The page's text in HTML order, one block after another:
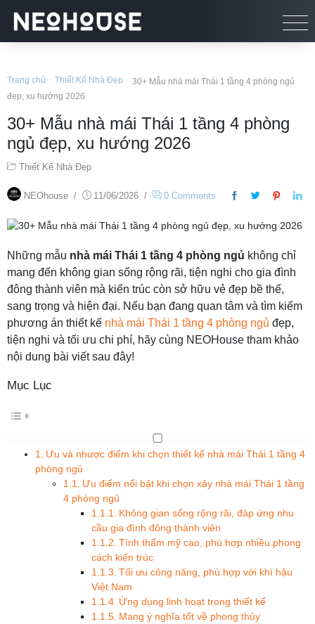
Trang chủ Thiết Kế Nhà Đẹp
30+ Mẫu nhà mái Thái 1 tầng 4 phòng ngủ
đẹp, xu hướng 2026
30+ Mẫu nhà mái Thái 1 tầng 4 phòng
ngủ đẹp, xu hướng 2026
Thiết Kế Nhà Đẹp
NEOhouse / 11/06/2026 / 0 Comments
Những mẫu nhà mái Thái 1 tầng 4 phòng ngủ không chỉ
mang đến không gian sống rộng rãi, tiện nghi cho gia đình
đông thành viên mà kiến trúc còn sở hữu vẻ đẹp bề thế,
sang trọng và hiện đại. Nếu bạn đang quan tâm và tìm kiếm
phương án thiết kế nhà mái Thái 1 tầng 4 phòng ngủ đẹp,
tiện nghi và tối ưu chi phí, hãy cùng NEOHouse tham khảo
nội dung bài viết sau đây!
Mục Lục
Ưu và nhược điểm khi chọn thiết kế nhà mái Thái 1 tầng 4
phòng ngủ
Ưu điểm nổi bật khi chọn xây nhà mái Thái 1 tầng
4 phòng ngủ
Không gian sống rộng rãi, đáp ứng nhu
cầu gia đình đông thành viên
Tính thẩm mỹ cao, phù hợp nhiều phong
cách kiến trúc
Tối ưu công năng, phù hợp với khí hậu
Việt Nam
Ứng dụng linh hoạt trong thiết kế
Mang ý nghĩa tốt về phong thủy